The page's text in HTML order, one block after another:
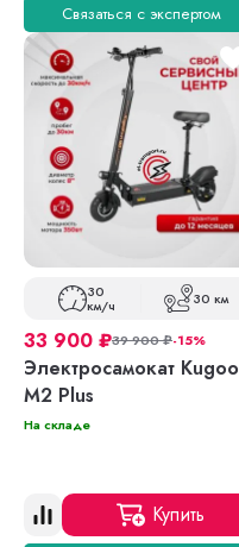
Связаться с экспертом
30
км/ч 30 км
33 900 ₽39 900₽-15%
Электросамокат Kugoo
M2 Plus
На складе
Купить